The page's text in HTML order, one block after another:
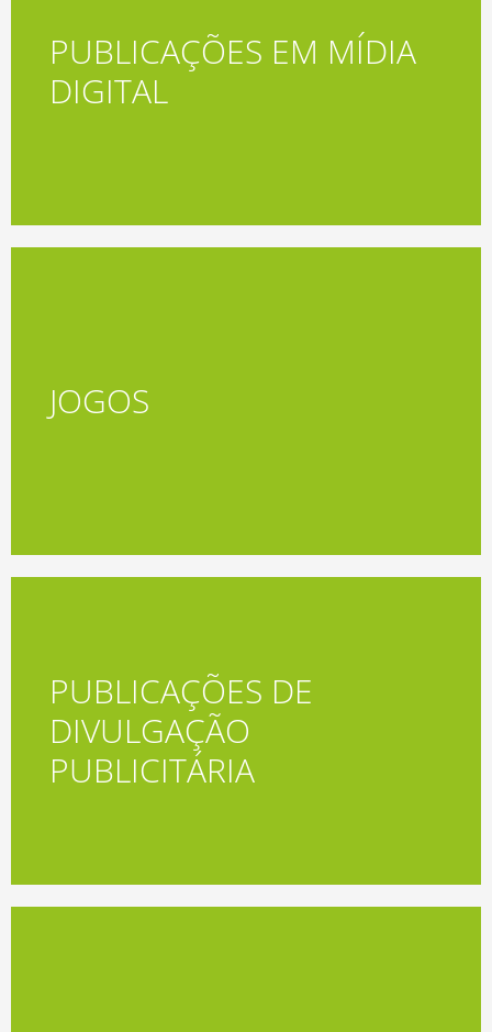
PUBLICAÇÕES EM MÍDIA
DIGITAL
Acessar
JOGOS
PUBLICAÇÕES DE
DIVULGAÇÃO
PUBLICITÁRIA
Acessar